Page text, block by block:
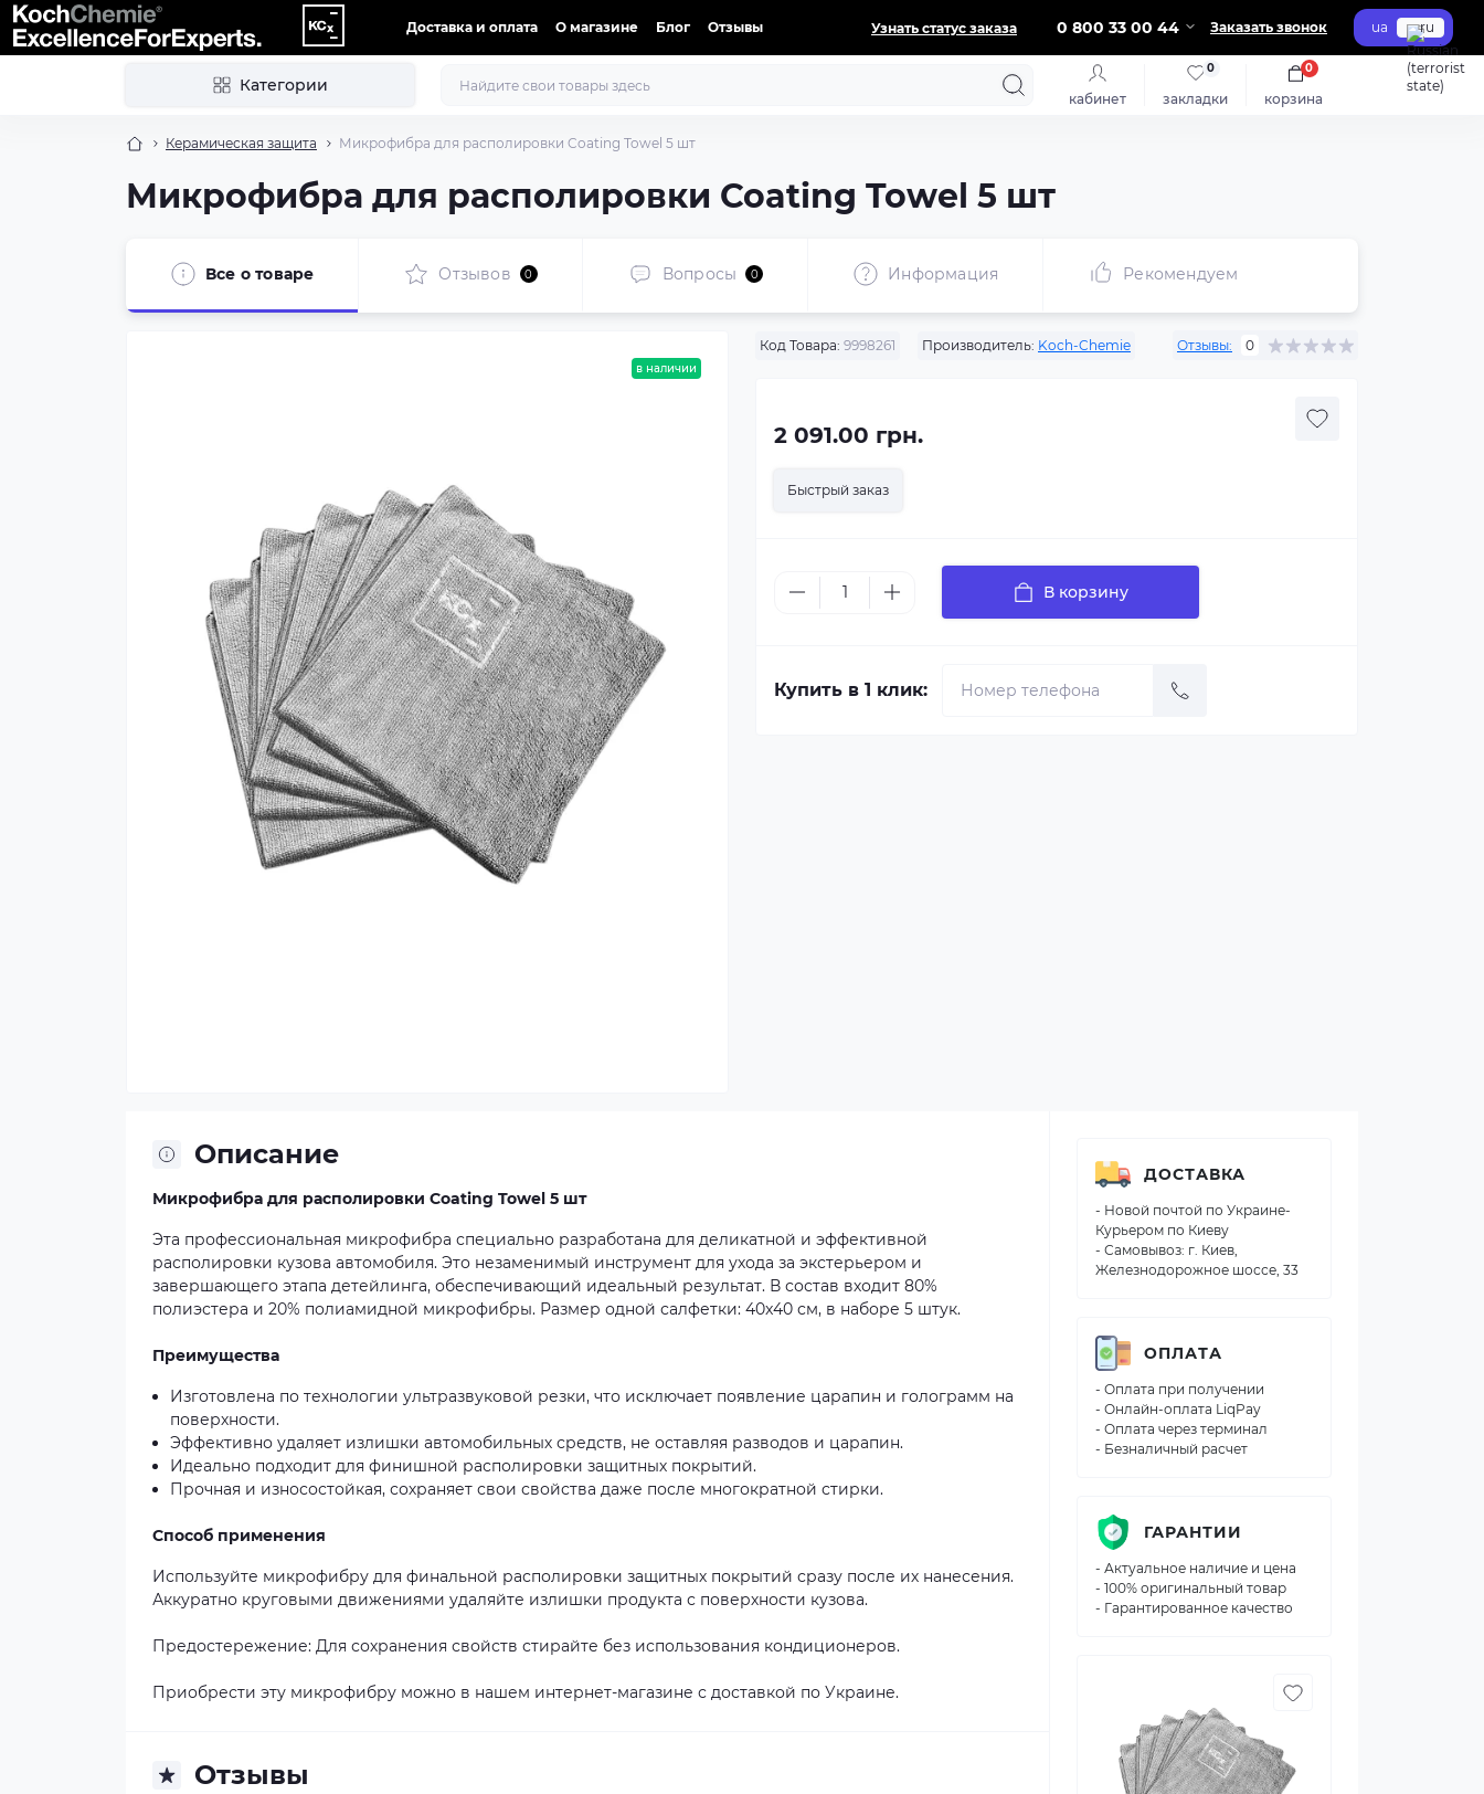
Доставка и оплата О магазине Блог Отзывы Узнать статус заказа 0 800 33 00 44 Заказать звонок ua ru
Категории
кабинет закладки
0
корзина
0
Керамическая защита Микрофибра для располировки Coating Towel 5 шт
Микрофибра для располировки Coating Towel 5 шт
Все о товаре Отзывов 0 Вопросы 0 Информация Рекомендуем
в наличии
Код Товара: 9998261 Производитель: Koch-Chemie Отзывы: 0
2 091.00 грн.
Быстрый заказ
В корзину
Купить в 1 клик:
Описание
Микрофибра для располировки Coating Towel 5 шт
Эта профессиональная микрофибра специально разработана для деликатной и эффективной
располировки кузова автомобиля. Это незаменимый инструмент для ухода за экстерьером и
завершающего этапа детейлинга, обеспечивающий идеальный результат. В состав входит 80%
полиэстера и 20% полиамидной микрофибры. Размер одной салфетки: 40x40 см, в наборе 5 штук.
Преимущества
Изготовлена по технологии ультразвуковой резки, что исключает появление царапин и голограмм на
поверхности.
Эффективно удаляет излишки автомобильных средств, не оставляя разводов и царапин.
Идеально подходит для финишной располировки защитных покрытий.
Прочная и износостойкая, сохраняет свои свойства даже после многократной стирки.
Способ применения
Используйте микрофибру для финальной располировки защитных покрытий сразу после их нанесения.
Аккуратно круговыми движениями удаляйте излишки продукта с поверхности кузова.
Предостережение: Для сохранения свойств стирайте без использования кондиционеров.
Приобрести эту микрофибру можно в нашем интернет-магазине с доставкой по Украине.
Отзывы
ДОСТАВКА
- Новой почтой по Украине-
Курьером по Киеву
- Самовывоз: г. Киев,
Железнодорожное шоссе, 33
ОПЛАТА
- Оплата при получении
- Онлайн-оплата LiqPay
- Оплата через терминал
- Безналичный расчет
ГАРАНТИИ
- Актуальное наличие и цена
- 100% оригинальный товар
- Гарантированное качество